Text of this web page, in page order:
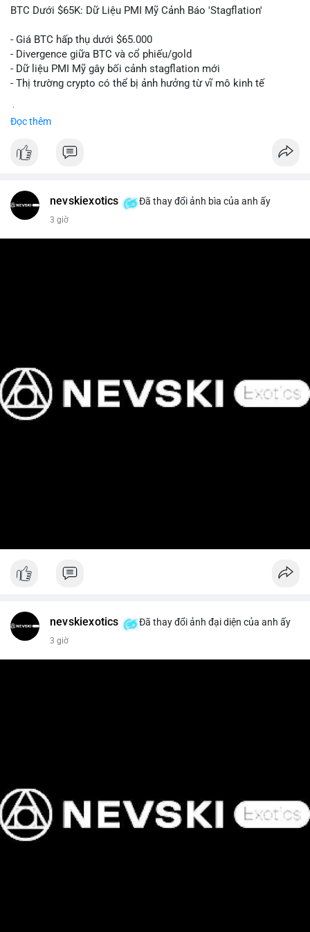
📰 Nguồn: Cointelegraph
BTC Dưới $65K: Dữ Liệu PMI Mỹ Cảnh Báo 'Stagflation'
- Giá BTC hấp thụ dưới $65.000
- Divergence giữa BTC và cổ phiếu/gold
- Dữ liệu PMI Mỹ gây bối cảnh stagflation mới
- Thị trường crypto có thể bị ảnh hưởng từ vĩ mô kinh tế
Đọc thêm
nevskiexotics Đã thay đổi ảnh bìa của anh ấy
3 giờ
nevskiexotics Đã thay đổi ảnh đại diện của anh ấy
3 giờ